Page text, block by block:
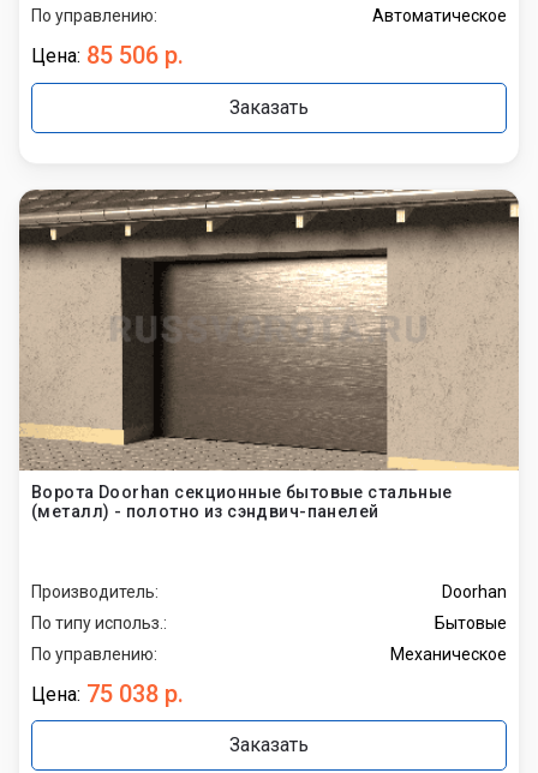
По управлению:
Автоматическое
Цена: 85 506 р.
Заказать
Ворота Doorhan секционные бытовые стальные
(металл) - полотно из сэндвич-панелей
Производитель:
Doorhan
По типу использ.:
Бытовые
По управлению:
Механическое
Цена: 75 038 р.
Заказать